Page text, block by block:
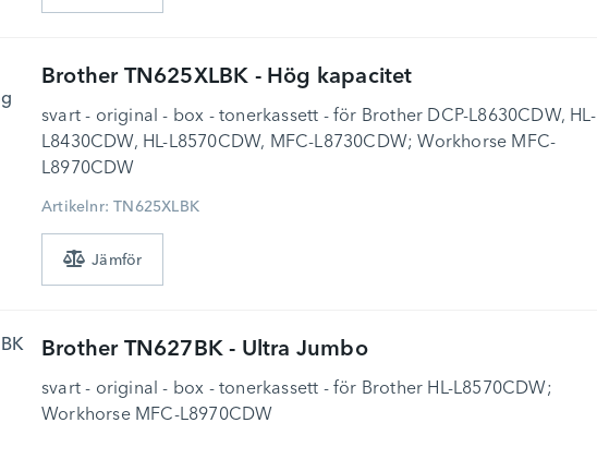
Brother TN625XLBK - Hög kapacitet
svart - original - box - tonerkassett - för Brother DCP-L8630CDW, HL-
L8430CDW, HL-L8570CDW, MFC-L8730CDW; Workhorse MFC-
L8970CDW
Artikelnr: TN625XLBK
Brother TN627BK - Ultra Jumbo
svart - original - box - tonerkassett - för Brother HL-L8570CDW;
Workhorse MFC-L8970CDW